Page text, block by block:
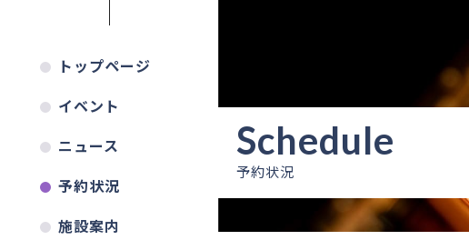
トップページ
イベント
ニュース
予約状況
施設案内
予約状況